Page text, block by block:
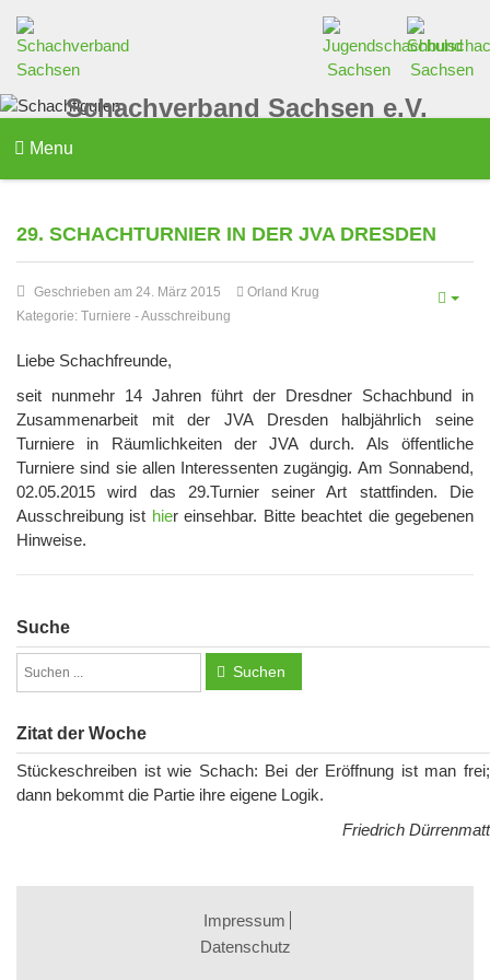
Schachverband Sachsen e.V.
Menu
29. SCHACHTURNIER IN DER JVA DRESDEN
Geschrieben am 24. März 2015
Orland Krug
Kategorie: Turniere -Ausschreibung
Liebe Schachfreunde,
seit nunmehr 14 Jahren führt der Dresdner Schachbund in
Zusammenarbeit mit der JVA Dresden halbjährlich seine
Turniere in Räumlichkeiten der JVA durch. Als öffentliche
Turniere sind sie allen Interessenten zugängig. Am Sonnabend,
02.05.2015 wird das 29.Turnier seiner Art stattfinden. Die
Ausschreibung ist hier einsehbar. Bitte beachtet die gegebenen
Hinweise.
Suche
Suchen
Zitat der Woche
Stückeschreiben ist wie Schach: Bei der Eröffnung ist man frei;
dann bekommt die Partie ihre eigene Logik.
Friedrich Dürrenmatt
Impressum
Datenschutz